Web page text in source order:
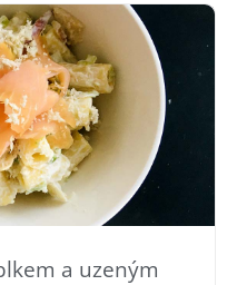
a uzeným